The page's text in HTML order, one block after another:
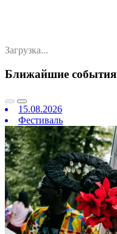
Загрузка...
Ближайшие события
15.08.2026
Фестиваль